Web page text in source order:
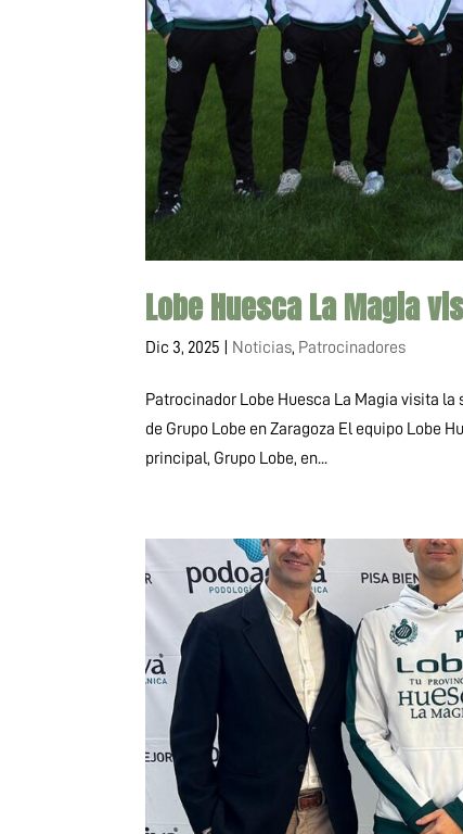
Lobe Huesca La Magia
Dic 3, 2025 Noticias, Patrocinadores
Patrocinador Lobe Huesca La Magia visita
de Grupo Lobe en Zaragoza El equipo Lobe
principal, Grupo Lobe, en...